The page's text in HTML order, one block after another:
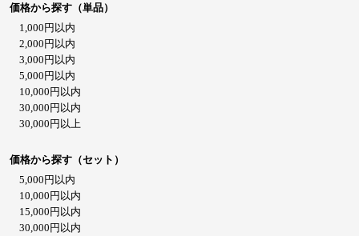
価格から探す（単品）
1,000円以内
2,000円以内
3,000円以内
5,000円以内
10,000円以内
30,000円以内
30,000円以上
価格から探す（セット）
5,000円以内
10,000円以内
15,000円以内
30,000円以内